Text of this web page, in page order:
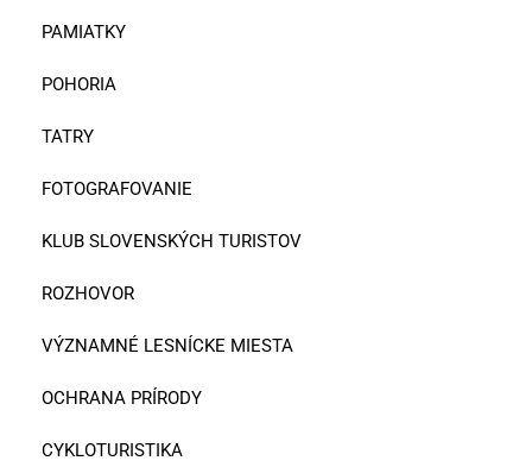
PAMIATKY
POHORIA
TATRY
FOTOGRAFOVANIE
KLUB SLOVENSKÝCH TURISTOV
ROZHOVOR
VÝZNAMNÉ LESNÍCKE MIESTA
OCHRANA PRÍRODY
CYKLOTURISTIKA